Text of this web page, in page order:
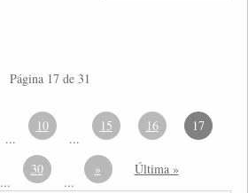
Página 17 de 31
...
10
...
15 16 17
...
30
...
» Última »